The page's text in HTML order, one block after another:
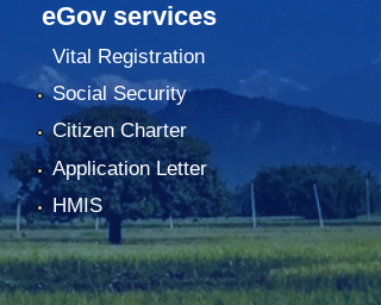
eGov services
Vital Registration
Social Security
Citizen Charter
Application Letter
HMIS